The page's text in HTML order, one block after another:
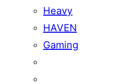
Heavy
HAVEN
Gaming